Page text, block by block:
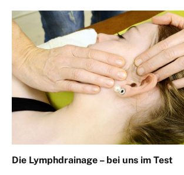
Die Lymphdrainage – bei uns im Test